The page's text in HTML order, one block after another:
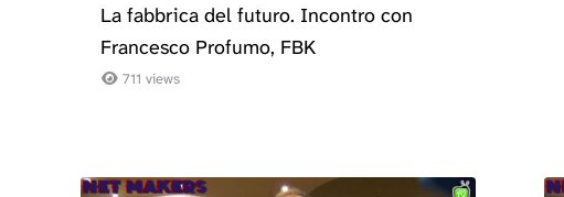
La fabbrica del futuro. Incontro con
Francesco Profumo, FBK
711 views